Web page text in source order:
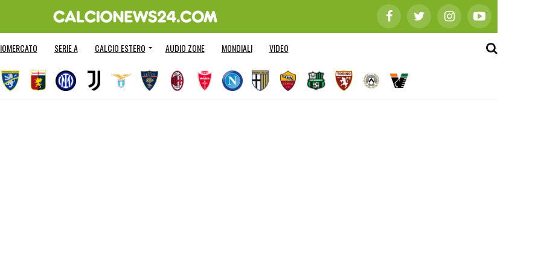
SERIE A CALCIO ESTERO AUDIO ZONE MONDIALI VIDEO